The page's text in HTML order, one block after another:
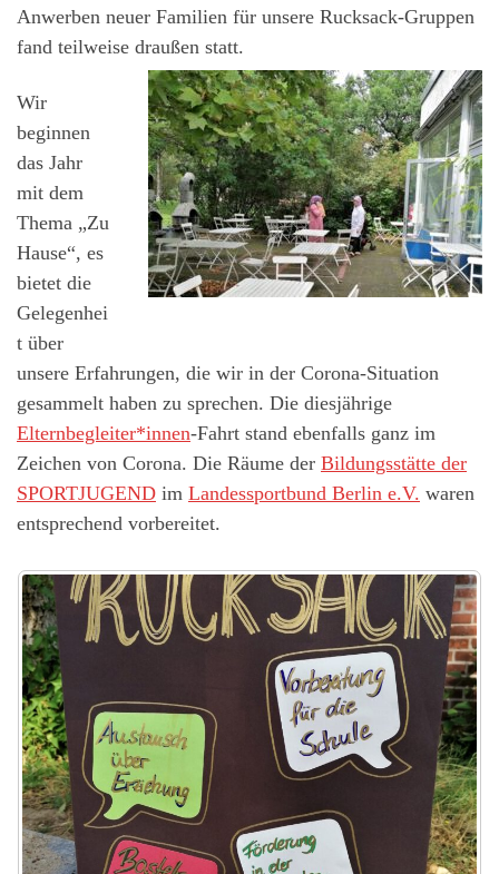
Anwerben neuer Familien für unsere Rucksack-Gruppen
fand teilweise draußen statt.
Wir
beginnen
das Jahr
mit dem
Thema „Zu
Hause“, es
bietet die
Gelegenhei
t über
unsere Erfahrungen, die wir in der Corona-Situation
gesammelt haben zu sprechen. Die diesjährige
Elternbegleiter*innen-Fahrt stand ebenfalls ganz im
Zeichen von Corona. Die Räume der Bildungsstätte der
SPORTJUGEND im Landessportbund Berlin e.V. waren
entsprechend vorbereitet.